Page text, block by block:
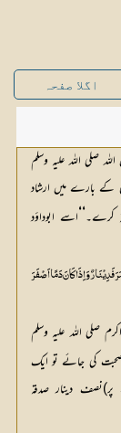
اگلا صفحہ
صلی اللہ علیہ وسلم
بارے میں ارشاد
اسے ابوداؤد
صلی اللہ علیہ وسلم